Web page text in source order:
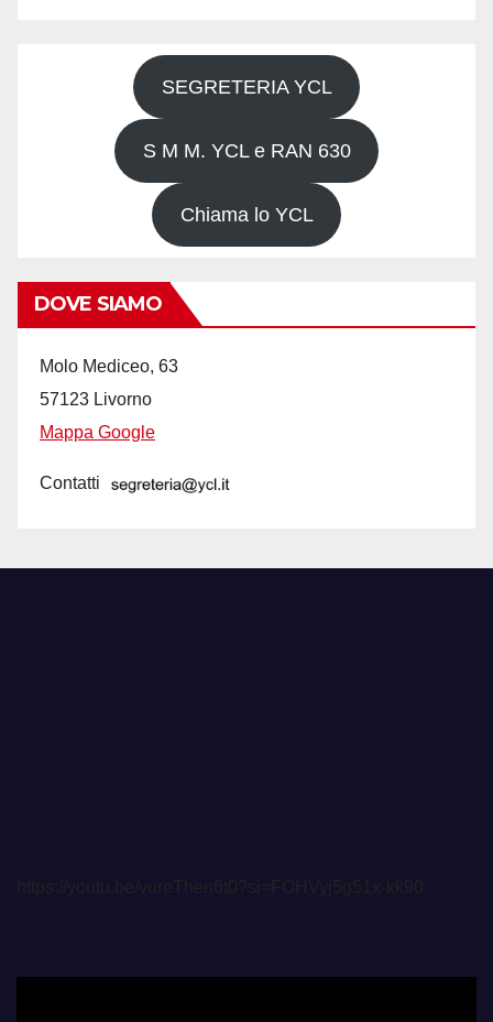
SEGRETERIA YCL
S M M. YCL e RAN 630
Chiama lo YCL
DOVE SIAMO
Molo Mediceo, 63
57123 Livorno
Mappa Google
Contatti